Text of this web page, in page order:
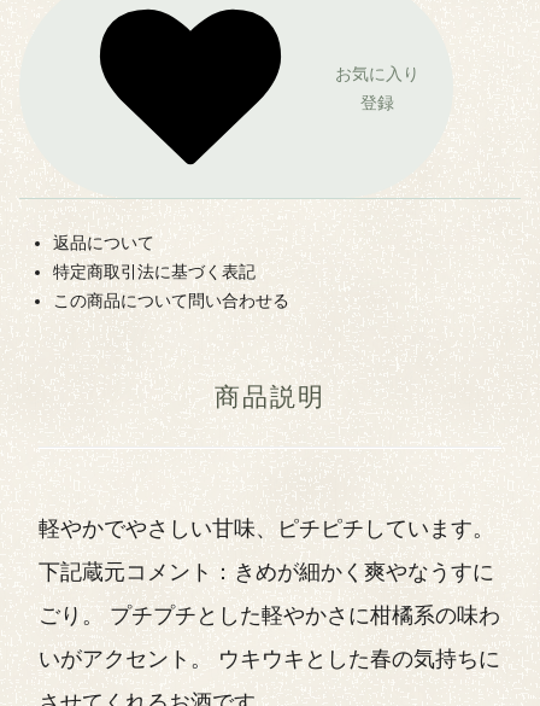
お気に入り
登録
返品について
特定商取引法に基づく表記
この商品について問い合わせる
商品説明
軽やかでやさしい甘味、ピチピチしています。
下記蔵元コメント：きめが細かく爽やなうすに
ごり。 プチプチとした軽やかさに柑橘系の味わ
いがアクセント。 ウキウキとした春の気持ちに